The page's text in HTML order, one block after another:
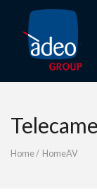
Home/ HomeAV